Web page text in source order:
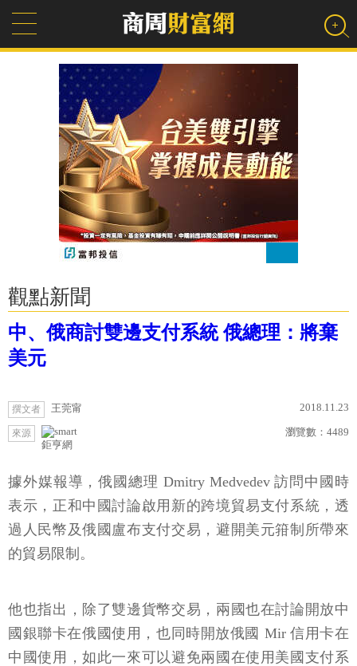
觀點新聞
中、俄商討雙邊支付系統 俄總理：將棄
美元
撰文者 王莞甯 2018.11.23
來源
鉅亨網
瀏覽數： 4489
據外媒報導，俄國總理 Dmitry Medvedev 訪問中國時
表示，正和中國討論啟用新的跨境貿易支付系統，透
過人民幣及俄國盧布支付交易，避開美元箝制所帶來
的貿易限制。
他也指出，除了雙邊貨幣交易，兩國也在討論開放中
國銀聯卡在俄國使用，也同時開放俄國 Mir 信用卡在
中國使用，如此一來可以避免兩國在使用美國支付系